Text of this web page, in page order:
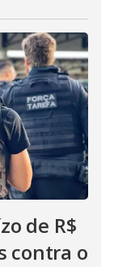
de R$
contra o